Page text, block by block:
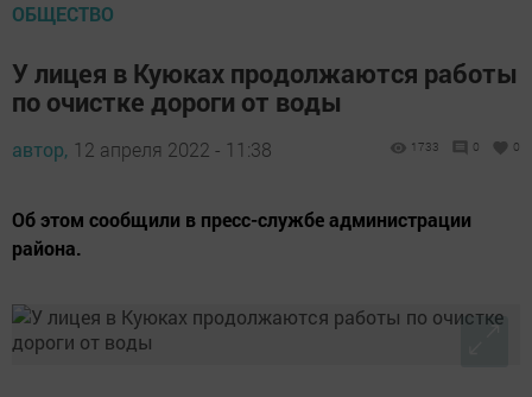
ОБЩЕСТВО
У лицея в Куюках продолжаются работы
по очистке дороги от воды
автор, 12 апреля 2022 - 11:38 1733 0 0
Об этом сообщили в пресс-службе администрации
района.